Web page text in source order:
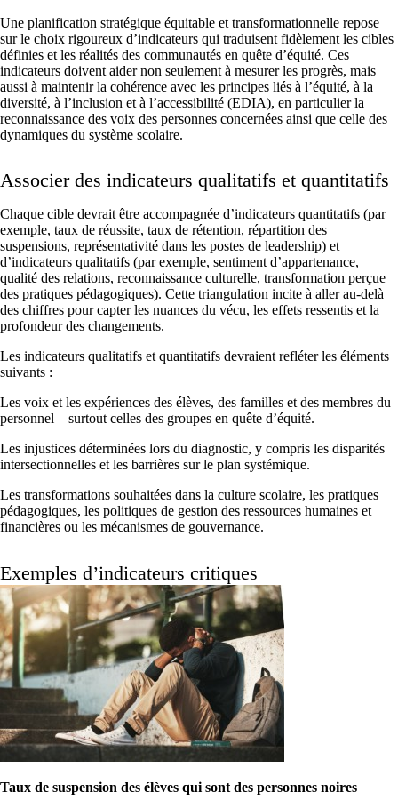
Une planification stratégique équitable et transformationnelle repose
sur le choix rigoureux d’indicateurs qui traduisent fidèlement les cibles
définies et les réalités des communautés en quête d’équité. Ces
indicateurs doivent aider non seulement à mesurer les progrès, mais
aussi à maintenir la cohérence avec les principes liés à l’équité, à la
diversité, à l’inclusion et à l’accessibilité (EDIA), en particulier la
reconnaissance des voix des personnes concernées ainsi que celle des
dynamiques du système scolaire.
Associer des indicateurs qualitatifs et quantitatifs
Chaque cible devrait être accompagnée d’indicateurs quantitatifs (par
exemple, taux de réussite, taux de rétention, répartition des
suspensions, représentativité dans les postes de leadership) et
d’indicateurs qualitatifs (par exemple, sentiment d’appartenance,
qualité des relations, reconnaissance culturelle, transformation perçue
des pratiques pédagogiques). Cette triangulation incite à aller au-delà
des chiffres pour capter les nuances du vécu, les effets ressentis et la
profondeur des changements.
Les indicateurs qualitatifs et quantitatifs devraient refléter les éléments
suivants :
Les voix et les expériences des élèves, des familles et des membres du
personnel – surtout celles des groupes en quête d’équité.
Les injustices déterminées lors du diagnostic, y compris les disparités
intersectionnelles et les barrières sur le plan systémique.
Les transformations souhaitées dans la culture scolaire, les pratiques
pédagogiques, les politiques de gestion des ressources humaines et
financières ou les mécanismes de gouvernance.
Exemples d’indicateurs critiques
Diapositive 1 sur 3
Taux de suspension des élèves qui sont des personnes noires